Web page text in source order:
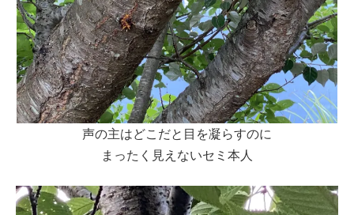
声の主はどこだと目を凝らすのに
まったく見えないセミ本人